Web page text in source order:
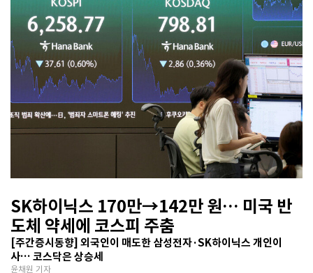
SK하이닉스 170만→142만 원… 미국 반
도체 약세에 코스피 주춤
[주간증시동향] 외국인이 매도한 삼성전자·SK하이닉스 개인이
사… 코스닥은 상승세
윤채원 기자